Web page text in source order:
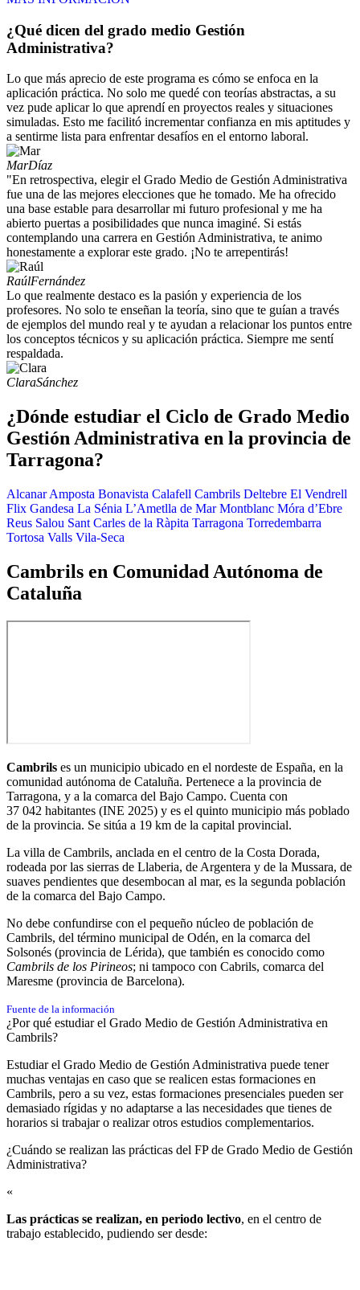
¿Qué dicen del grado medio Gestión
Administrativa?
Lo que más aprecio de este programa es cómo se enfoca en la
aplicación práctica. No solo me quedé con teorías abstractas, a su
vez pude aplicar lo que aprendí en proyectos reales y situaciones
simuladas. Esto me facilitó incrementar confianza en mis aptitudes y
a sentirme lista para enfrentar desafíos en el entorno laboral.
MarDíaz
"En retrospectiva, elegir el Grado Medio de Gestión Administrativa
fue una de las mejores elecciones que he tomado. Me ha ofrecido
una base estable para desarrollar mi futuro profesional y me ha
abierto puertas a posibilidades que nunca imaginé. Si estás
contemplando una carrera en Gestión Administrativa, te animo
honestamente a explorar este grado. ¡No te arrepentirás!
RaúlFernández
Lo que realmente destaco es la pasión y experiencia de los
profesores. No solo te enseñan la teoría, sino que te guían a través
de ejemplos del mundo real y te ayudan a relacionar los puntos entre
los conceptos técnicos y su aplicación práctica. Siempre me sentí
respaldada.
ClaraSánchez
¿Dónde estudiar el Ciclo de Grado Medio
Gestión Administrativa en la provincia de
Tarragona?
Alcanar Amposta Bonavista Calafell Cambrils Deltebre El Vendrell
Flix Gandesa La Sénia L’Ametlla de Mar Montblanc Móra d’Ebre
Reus Salou Sant Carles de la Ràpita Tarragona Torredembarra
Tortosa Valls Vila-Seca
Cambrils en Comunidad Autónoma de
Cataluña
Cambrils es un municipio ubicado en el nordeste de España, en la
comunidad autónoma de Cataluña. Pertenece a la provincia de
Tarragona, y a la comarca del Bajo Campo. Cuenta con
37 042 habitantes (INE 2025) y es el quinto municipio más poblado
de la provincia.​ Se sitúa a 19 km de la capital provincial.
La villa de Cambrils, anclada en el centro de la Costa Dorada,
rodeada por las sierras de Llaberia, de Argentera y de la Mussara, de
suaves pendientes que desembocan al mar, es la segunda población
de la comarca del Bajo Campo.
No debe confundirse con el pequeño núcleo de población de
Cambrils, del término municipal de Odén, en la comarca del
Solsonés (provincia de Lérida), que también es conocido como
Cambrils de los Pirineos;​ ni tampoco con Cabrils, comarca del
Maresme (provincia de Barcelona).
Fuente de la información
¿Por qué estudiar el Grado Medio de Gestión Administrativa en
Cambrils?
Estudiar el Grado Medio de Gestión Administrativa puede tener
muchas ventajas en caso que se realicen estas formaciones en
Cambrils, pero a su vez, estas formaciones presenciales pueden ser
demasiado rígidas y no adaptarse a las necesidades que tienes de
horarios si trabajar o realizar otros estudios complementarios.
¿Cuándo se realizan las prácticas del FP de Grado Medio de Gestión
Administrativa?​
«
Las prácticas se realizan, en periodo lectivo, en el centro de
trabajo establecido, pudiendo ser desde: